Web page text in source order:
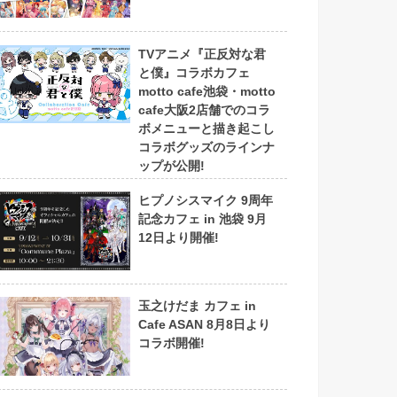
TVアニメ『正反対な君
と僕』コラボカフェ
motto cafe池袋・motto
cafe大阪2店舗でのコラ
ボメニューと描き起こし
コラボグッズのラインナ
ップが公開!
ヒプノシスマイク 9周年
記念カフェ in 池袋 9月
12日より開催!
玉之けだま カフェ in
Cafe ASAN 8月8日より
コラボ開催!